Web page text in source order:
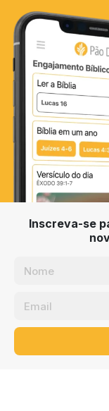
Inscreva-se